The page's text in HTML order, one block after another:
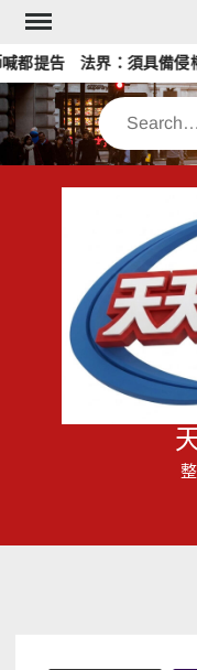
Skip
content
提告 法界：須具備侵權
Search